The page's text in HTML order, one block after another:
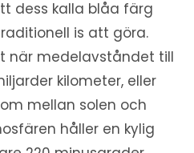
dess kalla blåa färg
is att göra.
när medelavståndet till
kilometer, eller
mellan solen och
håller en kylig